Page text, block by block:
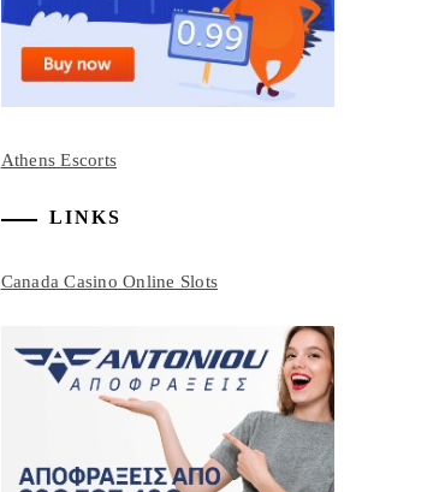
Athens Escorts
LINKS
Canada Casino Online Slots